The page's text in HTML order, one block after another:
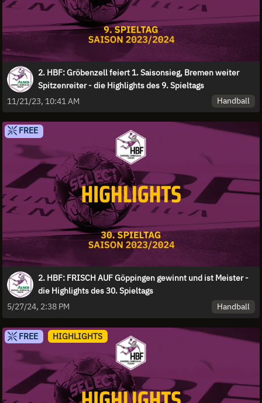
2. HBF: Gröbenzell feiert 1. Saisonsieg, Bremen weiter
Spitzenreiter - die Highlights des 9. Spieltags
11/21/23, 10:41 AM
Handball
FREE
2. HBF: FRISCH AUF Göppingen gewinnt und ist Meister -
die Highlights des 30. Spieltags
5/27/24, 2:38 PM
Handball
FREE HIGHLIGHTS